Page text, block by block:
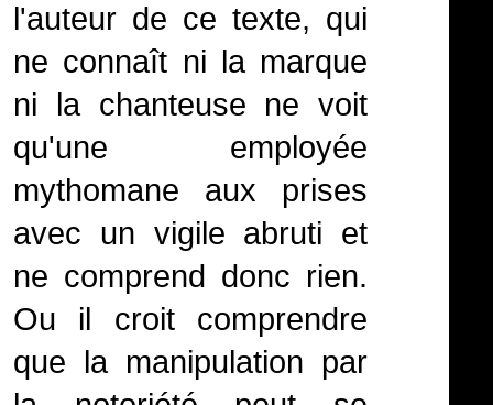
l'auteur de ce texte, qui
ne connaît ni la marque
ni la chanteuse ne voit
qu'une employée
mythomane aux prises
avec un vigile abruti et
ne comprend donc rien.
Ou il croit comprendre
que la manipulation par